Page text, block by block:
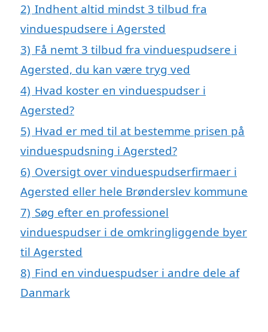
2) Indhent altid mindst 3 tilbud fra
vinduespudsere i Agersted
3) Få nemt 3 tilbud fra vinduespudsere i
Agersted, du kan være tryg ved
4) Hvad koster en vinduespudser i
Agersted?
5) Hvad er med til at bestemme prisen på
vinduespudsning i Agersted?
6) Oversigt over vinduespudserfirmaer i
Agersted eller hele Brønderslev kommune
7) Søg efter en professionel
vinduespudser i de omkringliggende byer
til Agersted
8) Find en vinduespudser i andre dele af
Danmark